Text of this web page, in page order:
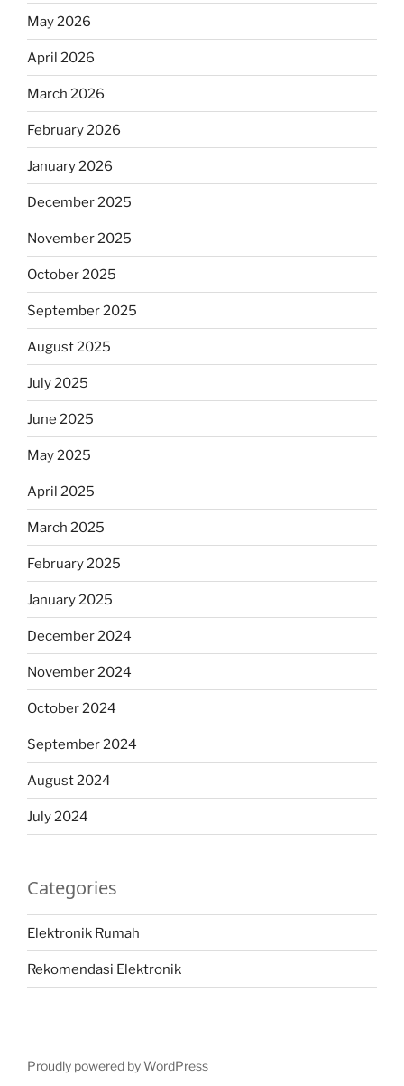
May 2026
April 2026
March 2026
February 2026
January 2026
December 2025
November 2025
October 2025
September 2025
August 2025
July 2025
June 2025
May 2025
April 2025
March 2025
February 2025
January 2025
December 2024
November 2024
October 2024
September 2024
August 2024
July 2024
Categories
Elektronik Rumah
Rekomendasi Elektronik
Proudly powered by WordPress